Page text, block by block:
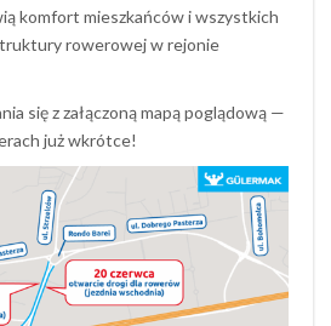
komfort mieszkańców i wszystkich
rowerowej w rejonie
się z załączoną mapą poglądową —
już wkrótce!